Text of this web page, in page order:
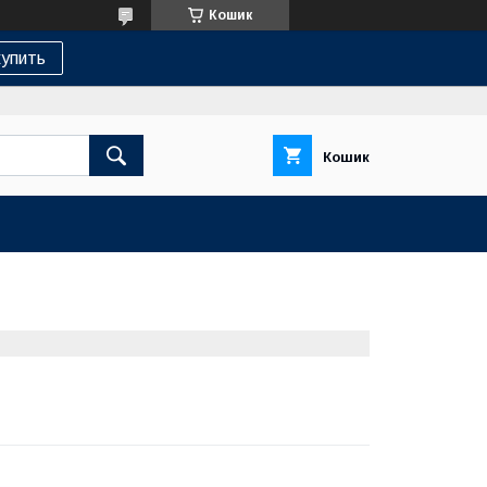
Кошик
Кошик